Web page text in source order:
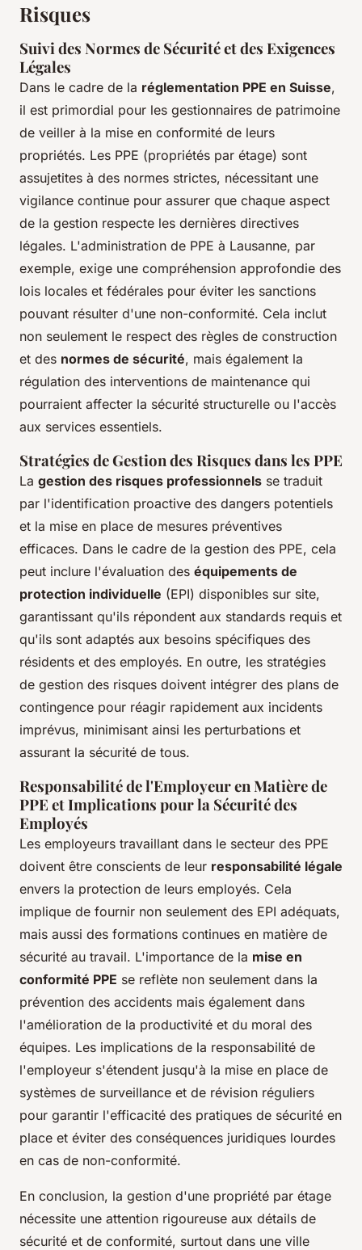
Risques
Suivi des Normes de Sécurité et des Exigences
Légales
Dans le cadre de la réglementation PPE en Suisse,
il est primordial pour les gestionnaires de patrimoine
de veiller à la mise en conformité de leurs
propriétés. Les PPE (propriétés par étage) sont
assujetites à des normes strictes, nécessitant une
vigilance continue pour assurer que chaque aspect
de la gestion respecte les dernières directives
légales. L'administration de PPE à Lausanne, par
exemple, exige une compréhension approfondie des
lois locales et fédérales pour éviter les sanctions
pouvant résulter d'une non-conformité. Cela inclut
non seulement le respect des règles de construction
et des normes de sécurité, mais également la
régulation des interventions de maintenance qui
pourraient affecter la sécurité structurelle ou l'accès
aux services essentiels.
Stratégies de Gestion des Risques dans les PPE
La gestion des risques professionnels se traduit
par l'identification proactive des dangers potentiels
et la mise en place de mesures préventives
efficaces. Dans le cadre de la gestion des PPE, cela
peut inclure l'évaluation des équipements de
protection individuelle (EPI) disponibles sur site,
garantissant qu'ils répondent aux standards requis et
qu'ils sont adaptés aux besoins spécifiques des
résidents et des employés. En outre, les stratégies
de gestion des risques doivent intégrer des plans de
contingence pour réagir rapidement aux incidents
imprévus, minimisant ainsi les perturbations et
assurant la sécurité de tous.
Responsabilité de l'Employeur en Matière de
PPE et Implications pour la Sécurité des
Employés
Les employeurs travaillant dans le secteur des PPE
doivent être conscients de leur responsabilité légale
envers la protection de leurs employés. Cela
implique de fournir non seulement des EPI adéquats,
mais aussi des formations continues en matière de
sécurité au travail. L'importance de la mise en
conformité PPE se reflète non seulement dans la
prévention des accidents mais également dans
l'amélioration de la productivité et du moral des
équipes. Les implications de la responsabilité de
l'employeur s'étendent jusqu'à la mise en place de
systèmes de surveillance et de révision réguliers
pour garantir l'efficacité des pratiques de sécurité en
place et éviter des conséquences juridiques lourdes
en cas de non-conformité.
En conclusion, la gestion d'une propriété par étage
nécessite une attention rigoureuse aux détails de
sécurité et de conformité, surtout dans une ville